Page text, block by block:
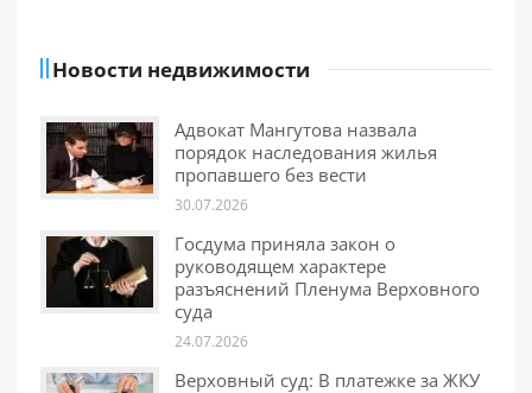
Новости недвижимости
Адвокат Мангутова назвала
порядок наследования жилья
пропавшего без вести
30.07.2026
Госдума приняла закон о
руководящем характере
разъяснений Пленума Верховного
суда
24.07.2026
Верховный суд: В платежке за ЖКУ